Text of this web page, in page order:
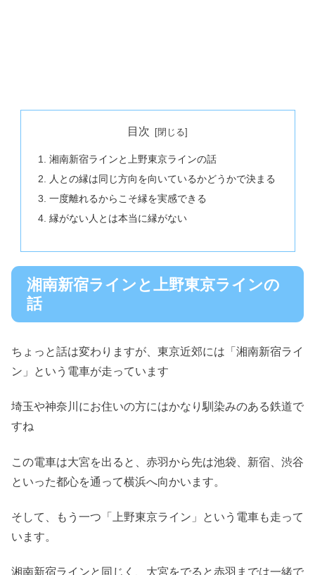
目次
湘南新宿ラインと上野東京ラインの話
人との縁は同じ方向を向いているかどうかで決まる
一度離れるからこそ縁を実感できる
縁がない人とは本当に縁がない
湘南新宿ラインと上野東京ラインの
話
ちょっと話は変わりますが、東京近郊には「湘南新宿ライ
ン」という電車が走っています
埼玉や神奈川にお住いの方にはかなり馴染みのある鉄道で
すね
この電車は大宮を出ると、赤羽から先は池袋、新宿、渋谷
といった都心を通って横浜へ向かいます。
そして、もう一つ「上野東京ライン」という電車も走って
います。
湘南新宿ラインと同じく、大宮をでると赤羽までは一緒で